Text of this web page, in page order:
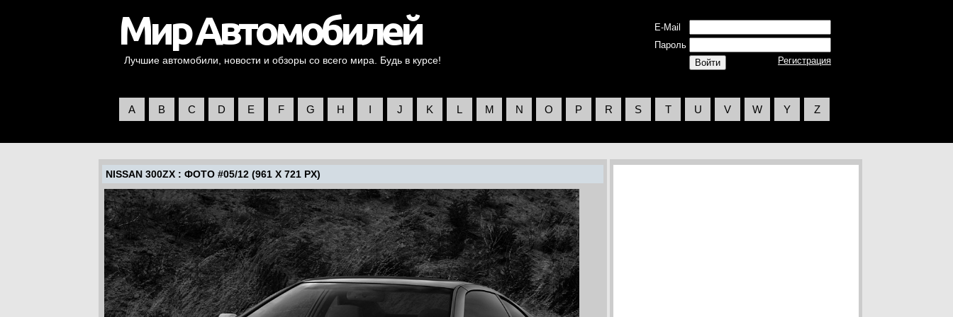
Лучшие автомобили, новости и обзоры со всего мира. Будь в курсе!
E-Mail
Пароль
Регистрация
A B C D E F G H I J K L M N O P R S T U V W Y Z
NISSAN 300ZX: ФОТО #05/12 (961 X 721 PX)